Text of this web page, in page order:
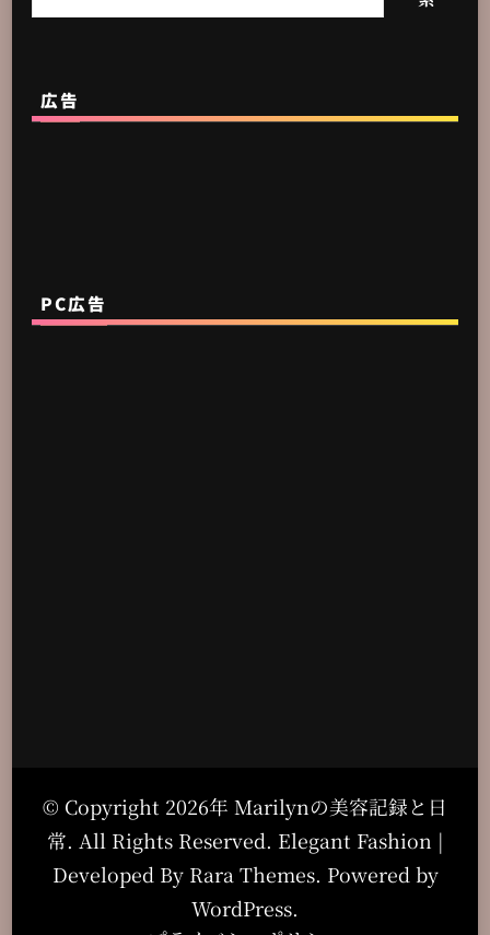
広告
PC広告
© Copyright 2026年 Marilynの美容記録と日
常. All Rights Reserved. Elegant Fashion |
Developed By Rara Themes. Powered by
WordPress.